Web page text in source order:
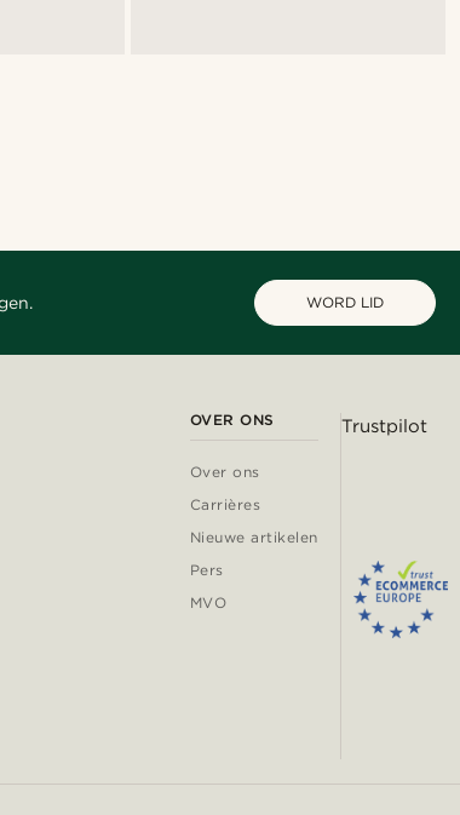
WORD LID
OVER ONS
Over ons
Carrières
Nieuwe artikelen
Pers
MVO
Trustpilot